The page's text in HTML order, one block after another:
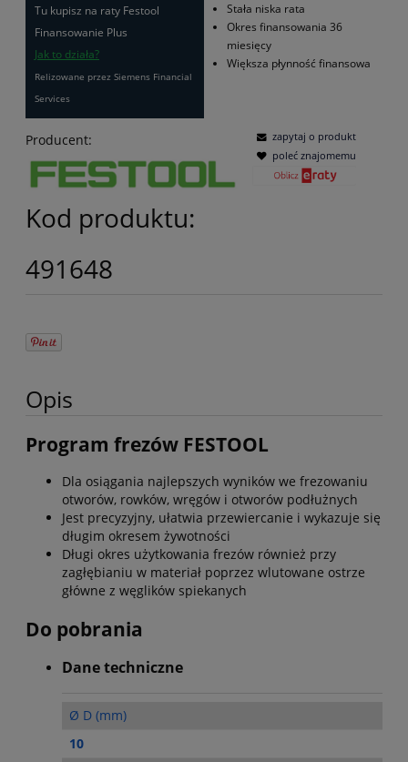
Tu kupisz na raty Festool
Finansowanie Plus
Jak to działa?
Relizowane przez Siemens Financial
Services
Stała niska rata
Okres finansowania 36
miesięcy
Większa płynność finansowa
Producent:
Kod produktu:
491648
zapytaj o produkt
poleć znajomemu
Opis
Program frezów FESTOOL
Dla osiągania najlepszych wyników we frezowaniu
otworów, rowków, wręgów i otworów podłużnych
Jest precyzyjny, ułatwia przewiercanie i wykazuje się
długim okresem żywotności
Długi okres użytkowania frezów również przy
zagłębianiu w materiał poprzez wlutowane ostrze
główne z węglików spiekanych
Do pobrania
Dane techniczne
Ø D (mm)
10